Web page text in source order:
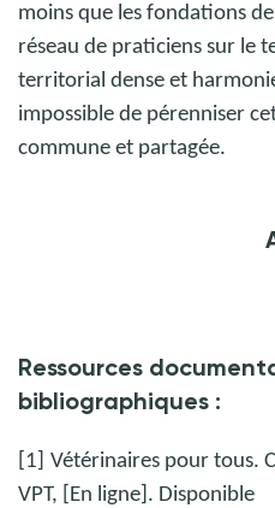
moins que les fondations
réseau de praticiens sur le
territorial dense et
impossible de pérenniser
commune et partagée.
Ressources
bibliographiques :
[1]
Vétérinaires pour tous.
VPT, [En ligne]. Disponible